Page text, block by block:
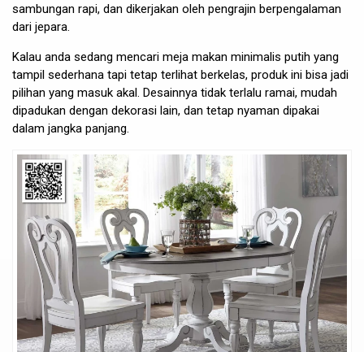
sambungan rapi, dan dikerjakan oleh pengrajin berpengalaman
dari jepara.
Kalau anda sedang mencari meja makan minimalis putih yang
tampil sederhana tapi tetap terlihat berkelas, produk ini bisa jadi
pilihan yang masuk akal. Desainnya tidak terlalu ramai, mudah
dipadukan dengan dekorasi lain, dan tetap nyaman dipakai
dalam jangka panjang.